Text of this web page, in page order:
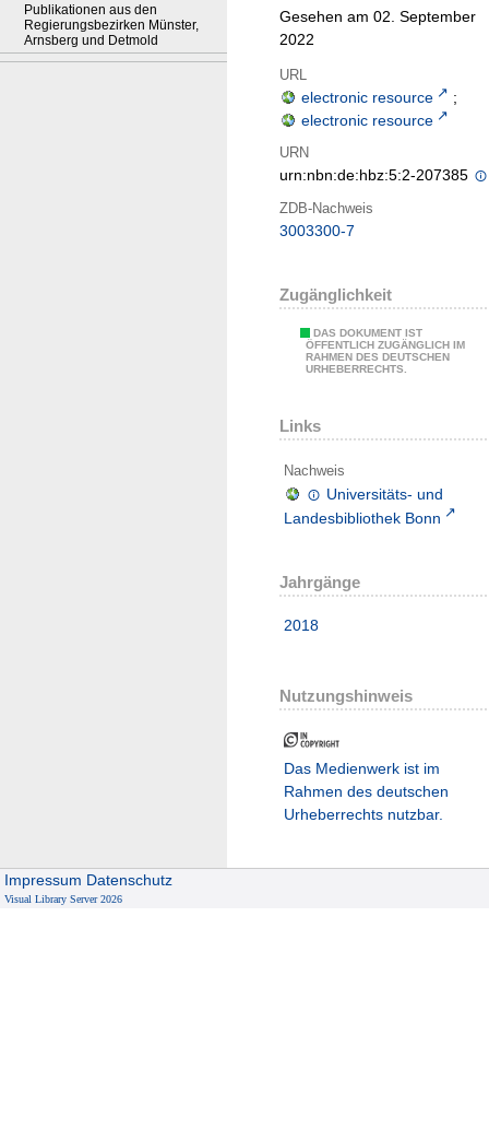
Publikationen aus den
Regierungsbezirken Münster,
Arnsberg und Detmold
Gesehen am 02. September
2022
URL
electronic resource
;
electronic resource
URN
urn:nbn:de:hbz:5:2-207385
ZDB-Nachweis
3003300-7
Zugänglichkeit
DAS DOKUMENT IST
ÖFFENTLICH ZUGÄNGLICH IM
RAHMEN DES DEUTSCHEN
URHEBERRECHTS.
Links
Nachweis
Universitäts- und
Landesbibliothek Bonn
Jahrgänge
2018
Nutzungshinweis
Das Medienwerk ist im
Rahmen des deutschen
Urheberrechts nutzbar.
Impressum Datenschutz
Visual Library Server 2026